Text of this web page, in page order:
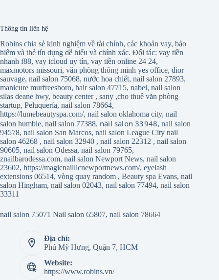
Thông tin liên hệ
Robins chia sẻ kinh nghiệm về tài chính, các khoản vay, bảo
hiểm và thẻ tín dụng dễ hiểu và chính xác. Đối tác: vay tiền
nhanh f88, vay icloud uy tín, vay tiền online 24 24,
maxmotors missouri, văn phòng thông minh yes office, dior
sauvage, nail salon 75068, nước hoa chiết, nail salon 27893,
manicure murfreesboro, hair salon 47715, nabei, nail salon
silas deane hwy, beauty center, sany ,cho thuê văn phòng
startup, Peluquería, nail salon 78664,
https://lumebeautyspa.com/, nail salon oklahoma city, nail
salon humble, nail salon 77388, nail salon 33948,nail salon
94578, nail salon San Marcos, nail salon League City nail
salon 46268 , nail salon 32940 , nail salon 22312 , nail salon
90605, nail salon Odessa, nail salon 79765,
znailbarodessa.com, nail salon Newport News, nail salon
23602, https://magicnailllcnewportnews.com/, eyelash
extensions 06514, vòng quay random , Beauty spa Evans, nail
salon Hingham, nail salon 02043, nail salon 77494, nail salon
33311
nail salon 75071 Nail salon 65807, nail salon 78664
Địa chỉ:
Phú Mỹ Hưng, Quận 7, HCM
Website:
https://www.robins.vn/